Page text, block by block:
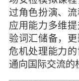
过角色扮演、
应用能力多维
验词汇储备，
危机处理能力
通向国际交流的